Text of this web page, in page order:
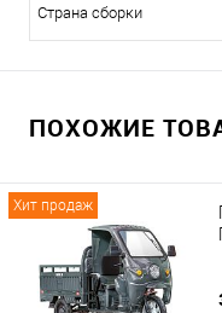
Страна сборки
ПОХОЖИЕ
Хит продаж